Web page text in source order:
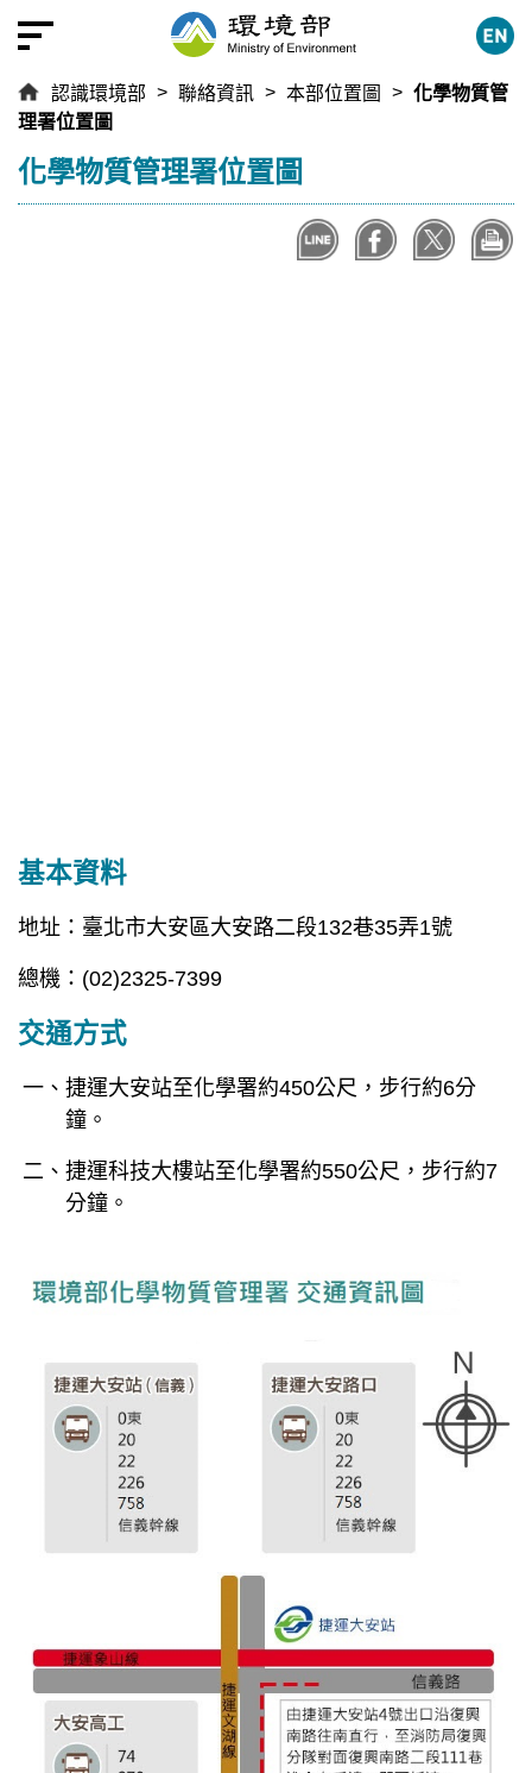
跳
到
要
內
容
區
認識環境部 聯絡資訊 本部位置圖
化學物質管
理署位置圖
:::
化學物質管理署位置圖
基本資料
地址：臺北市大安區大安路二段132巷35弄1號
總機：(02)2325-7399
交通方式
一、捷運大安站至化學署約450公尺，步行約6分
鐘。
二、捷運科技大樓站至化學署約550公尺，步行約7
分鐘。